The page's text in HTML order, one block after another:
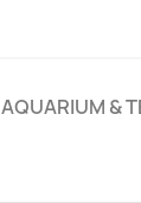
AQUARIUM &